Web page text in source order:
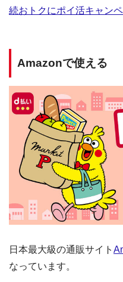
続おトクにポイ活キャン
Amazonで使える
日本最大級の通販サイト
なっています。